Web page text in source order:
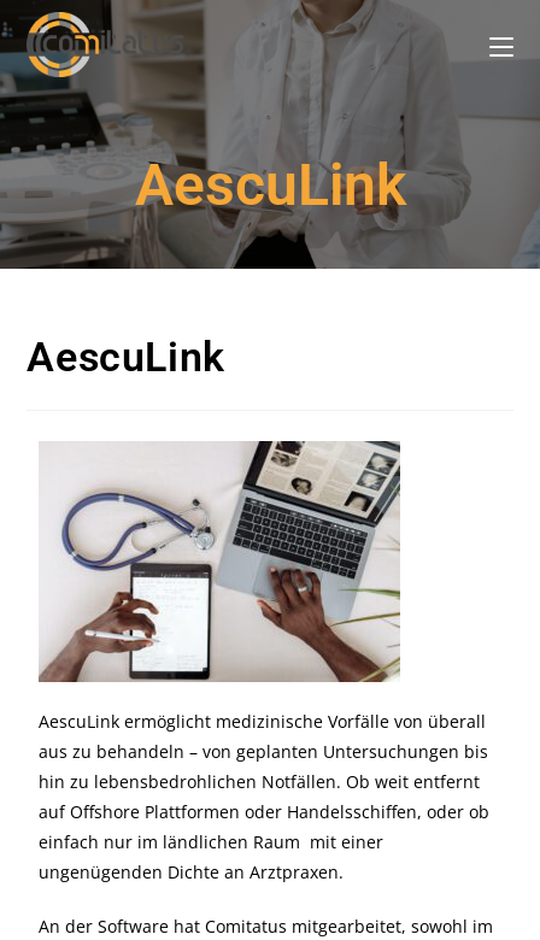
AescuLink
AescuLink
AescuLink ermöglicht medizinische Vorfälle von überall
aus zu behandeln – von geplanten Untersuchungen bis
hin zu lebensbedrohlichen Notfällen. Ob weit entfernt
auf Offshore Plattformen oder Handelsschiffen, oder ob
einfach nur im ländlichen Raum mit einer
ungenügenden Dichte an Arztpraxen.
An der Software hat Comitatus mitgearbeitet, sowohl im